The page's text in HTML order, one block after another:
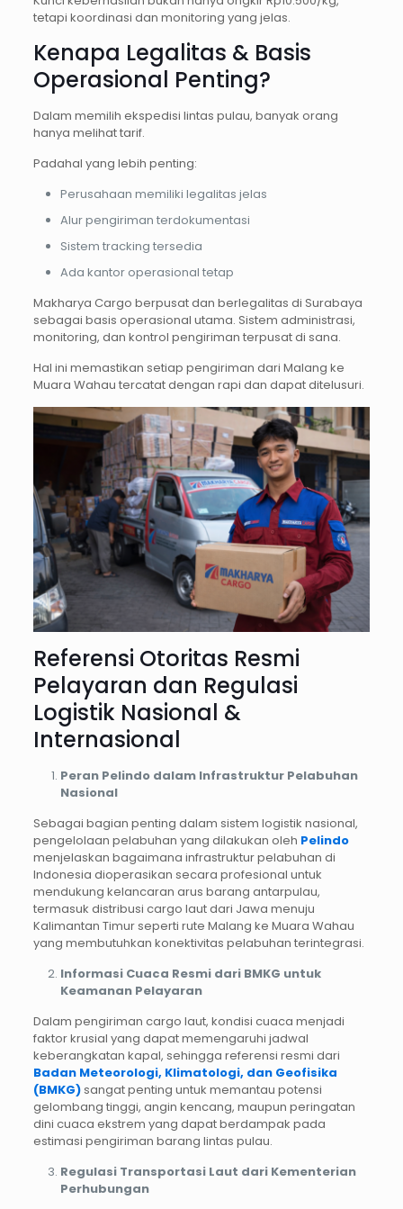
tetapi koordinasi dan monitoring yang jelas.
Kenapa Legalitas & Basis
Operasional Penting?
Dalam memilih ekspedisi lintas pulau, banyak orang
hanya melihat tarif.
Padahal yang lebih penting:
Perusahaan memiliki legalitas jelas
Alur pengiriman terdokumentasi
Sistem tracking tersedia
Ada kantor operasional tetap
Makharya Cargo berpusat dan berlegalitas di Surabaya
sebagai basis operasional utama. Sistem administrasi,
monitoring, dan kontrol pengiriman terpusat di sana.
Hal ini memastikan setiap pengiriman dari Malang ke
Muara Wahau tercatat dengan rapi dan dapat ditelusuri.
Referensi Otoritas Resmi
Pelayaran dan Regulasi
Logistik Nasional &
Internasional
Peran Pelindo dalam Infrastruktur Pelabuhan
Nasional
Sebagai bagian penting dalam sistem logistik nasional,
pengelolaan pelabuhan yang dilakukan oleh Pelindo
menjelaskan bagaimana infrastruktur pelabuhan di
Indonesia dioperasikan secara profesional untuk
mendukung kelancaran arus barang antarpulau,
termasuk distribusi cargo laut dari Jawa menuju
Kalimantan Timur seperti rute Malang ke Muara Wahau
yang membutuhkan konektivitas pelabuhan terintegrasi.
Informasi Cuaca Resmi dari BMKG untuk
Keamanan Pelayaran
Dalam pengiriman cargo laut, kondisi cuaca menjadi
faktor krusial yang dapat memengaruhi jadwal
keberangkatan kapal, sehingga referensi resmi dari
Badan Meteorologi, Klimatologi, dan Geofisika
(BMKG)sangat penting untuk memantau potensi
gelombang tinggi, angin kencang, maupun peringatan
dini cuaca ekstrem yang dapat berdampak pada
estimasi pengiriman barang lintas pulau.
Regulasi Transportasi Laut dari Kementerian
Perhubungan